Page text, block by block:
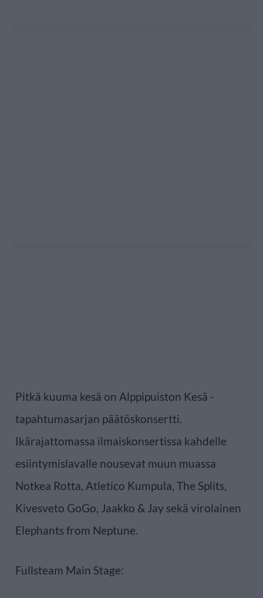
Pitkä kuuma kesä on Alppipuiston Kesä -
tapahtumasarjan päätöskonsertti.
Ikärajattomassa ilmaiskonsertissa kahdelle
esiintymislavalle nousevat muun muassa
Notkea Rotta, Atletico Kumpula, The Splits,
Kivesveto GoGo, Jaakko & Jay sekä virolainen
Elephants from Neptune.
Fullsteam Main Stage: